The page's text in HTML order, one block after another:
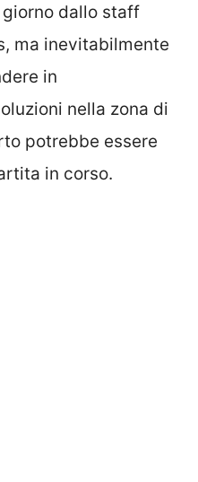
dallo staff
ma inevitabilmente
in
nella zona di
potrebbe essere
in corso.